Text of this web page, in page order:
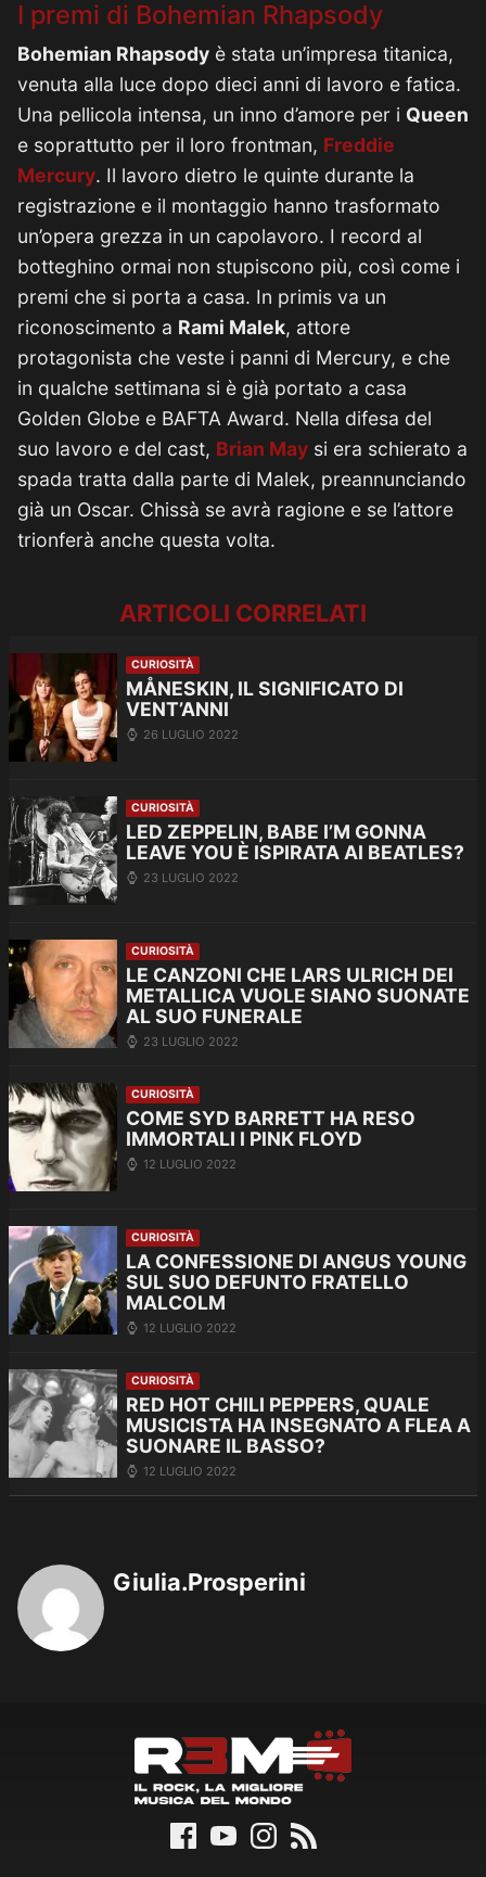
I premi di Bohemian Rhapsody
Bohemian Rhapsody è stata un’impresa titanica,
venuta alla luce dopo dieci anni di lavoro e fatica.
Una pellicola intensa, un inno d’amore per i Queen
e soprattutto per il loro frontman, Freddie
Mercury. Il lavoro dietro le quinte durante la
registrazione e il montaggio hanno trasformato
un’opera grezza in un capolavoro. I record al
botteghino ormai non stupiscono più, così come i
premi che si porta a casa. In primis va un
riconoscimento a Rami Malek, attore
protagonista che veste i panni di Mercury, e che
in qualche settimana si è già portato a casa
Golden Globe e BAFTA Award. Nella difesa del
suo lavoro e del cast, Brian May si era schierato a
spada tratta dalla parte di Malek, preannunciando
già un Oscar. Chissà se avrà ragione e se l’attore
trionferà anche questa volta.
ARTICOLI CORRELATI
CURIOSITÀ
MÅNESKIN, IL SIGNIFICATO DI
VENT’ANNI
26 LUGLIO 2022
CURIOSITÀ
LED ZEPPELIN, BABE I’M GONNA
LEAVE YOU È ISPIRATA AI BEATLES?
23 LUGLIO 2022
CURIOSITÀ
LE CANZONI CHE LARS ULRICH DEI
METALLICA VUOLE SIANO SUONATE
AL SUO FUNERALE
23 LUGLIO 2022
CURIOSITÀ
COME SYD BARRETT HA RESO
IMMORTALI I PINK FLOYD
12 LUGLIO 2022
CURIOSITÀ
LA CONFESSIONE DI ANGUS YOUNG
SUL SUO DEFUNTO FRATELLO
MALCOLM
12 LUGLIO 2022
CURIOSITÀ
RED HOT CHILI PEPPERS, QUALE
MUSICISTA HA INSEGNATO A FLEA A
SUONARE IL BASSO?
12 LUGLIO 2022
Giulia.Prosperini